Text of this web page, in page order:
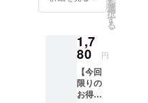
円…
送料
（全国
一
律）：
660円
⇒合
を
選
択
す
る
1,7
80 円
【今回
限りの
お得な